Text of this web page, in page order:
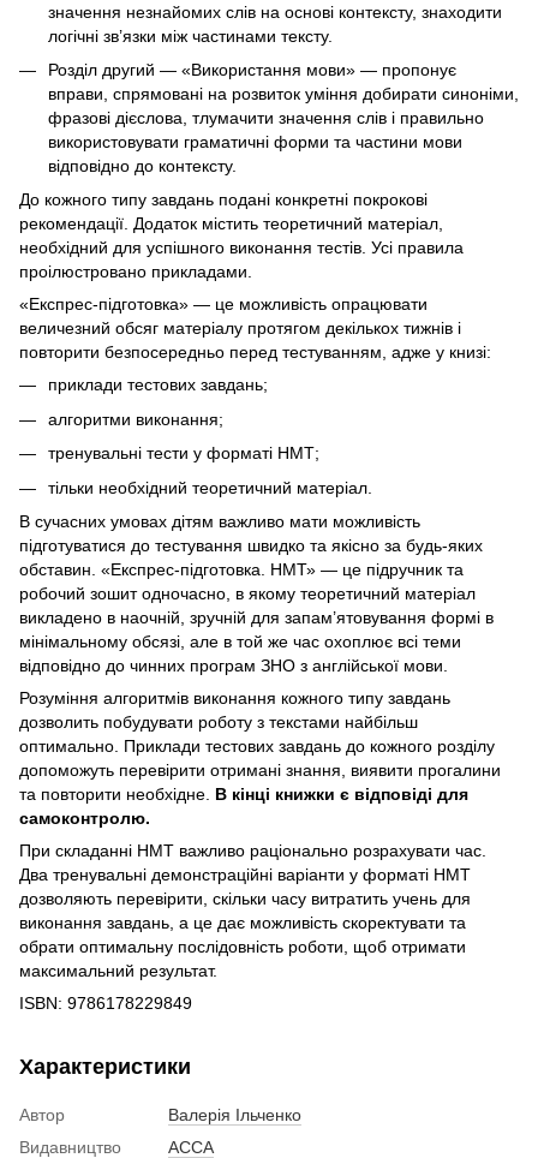
значення незнайомих слів на основі контексту, знаходити
логічні зв’язки між частинами тексту.
Розділ другий — «Використання мови» — пропонує
вправи, спрямовані на розвиток уміння добирати синоніми,
фразові дієслова, тлумачити значення слів і правильно
використовувати граматичні форми та частини мови
відповідно до контексту.
До кожного типу завдань подані конкретні покрокові
рекомендації. Додаток містить теоретичний матеріал,
необхідний для успішного виконання тестів. Усі правила
проілюстровано прикладами.
«Експрес-підготовка» — це можливість опрацювати
величезний обсяг матеріалу протягом декількох тижнів і
повторити безпосередньо перед тестуванням, адже у книзі:
приклади тестових завдань;
алгоритми виконання;
тренувальні тести у форматі НМТ;
тільки необхідний теоретичний матеріал.
В сучасних умовах дітям важливо мати можливість
підготуватися до тестування швидко та якісно за будь-яких
обставин. «Експрес-підготовка. НМТ» — це підручник та
робочий зошит одночасно, в якому теоретичний матеріал
викладено в наочній, зручній для запам’ятовування формі в
мінімальному обсязі, але в той же час охоплює всі теми
відповідно до чинних програм ЗНО з англійської мови.
Розуміння алгоритмів виконання кожного типу завдань
дозволить побудувати роботу з текстами найбільш
оптимально. Приклади тестових завдань до кожного розділу
допоможуть перевірити отримані знання, виявити прогалини
та повторити необхідне. В кінці книжки є відповіді для
самоконтролю.
При складанні НМТ важливо раціонально розрахувати час.
Два тренувальні демонстраційні варіанти у форматі НМТ
дозволяють перевірити, скільки часу витратить учень для
виконання завдань, а це дає можливість скоректувати та
обрати оптимальну послідовність роботи, щоб отримати
максимальний результат.
ISBN: 9786178229849
Характеристики
Автор
Валерія Ільченко
Видавництво
АССА